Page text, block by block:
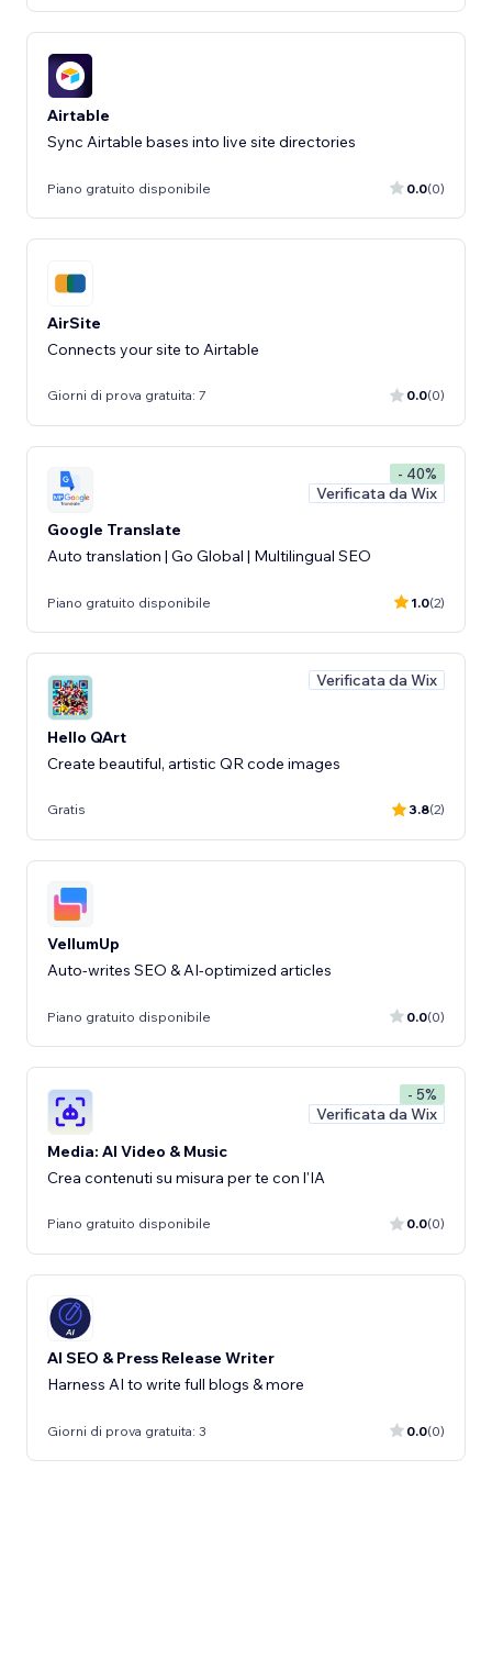
Airtable
Sync Airtable bases into live site directories
Piano gratuito disponibile 0.0(0)
AirSite
Connects your site to Airtable
Giorni di prova gratuita: 7 0.0(0)
- 40%
Verificata da Wix
Google Translate
Auto translation | Go Global | Multilingual SEO
Piano gratuito disponibile 1.0(2)
Verificata da Wix
Hello QArt
Create beautiful, artistic QR code images
Gratis 3.8(2)
VellumUp
Auto-writes SEO & AI-optimized articles
Piano gratuito disponibile 0.0(0)
- 5%
Verificata da Wix
Media: AI Video & Music
Crea contenuti su misura per te con l'IA
Piano gratuito disponibile 0.0(0)
AI SEO & Press Release Writer
Harness AI to write full blogs & more
Giorni di prova gratuita: 3 0.0(0)